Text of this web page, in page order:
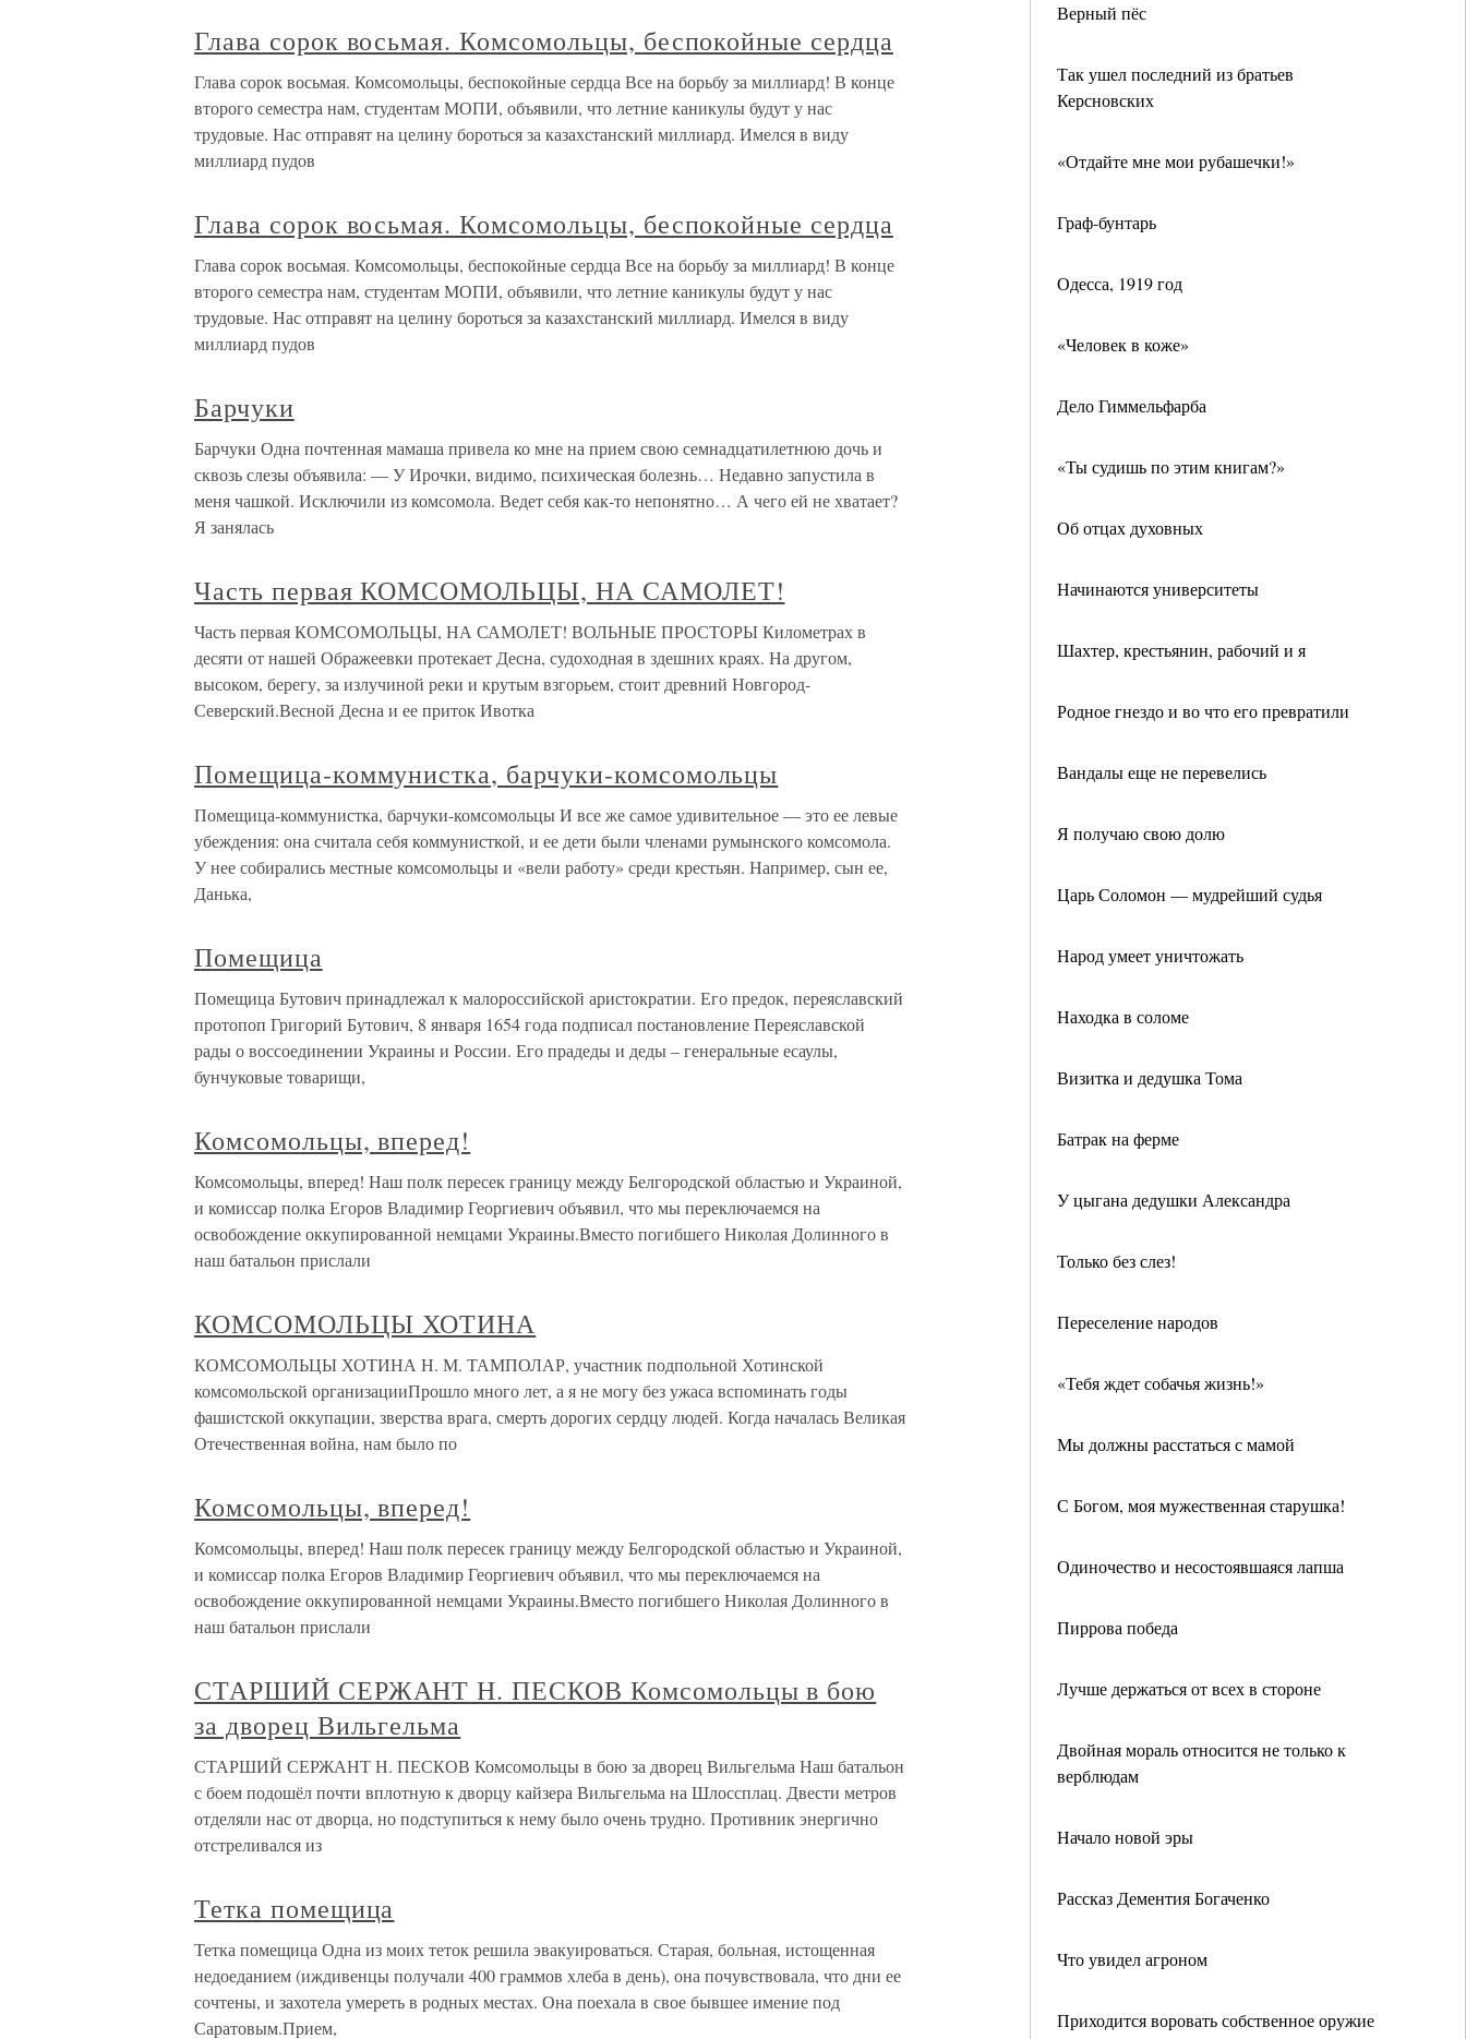
Верный пёс
Так ушел последний из братьев
Керсновских
«Отдайте мне мои рубашечки!»
Граф-бунтарь
Одесса, 1919 год
«Человек в коже»
Дело Гиммельфарба
«Ты судишь по этим книгам?»
Об отцах духовных
Начинаются университеты
Шахтер, крестьянин, рабочий и я
Родное гнездо и во что его превратили
Вандалы еще не перевелись
Я получаю свою долю
Царь Соломон — мудрейший судья
Народ умеет уничтожать
Находка в соломе
Визитка и дедушка Тома
Батрак на ферме
У цыгана дедушки Александра
Только без слез!
Переселение народов
«Тебя ждет собачья жизнь!»
Мы должны расстаться с мамой
С Богом, моя мужественная старушка!
Одиночество и несостоявшаяся лапша
Пиррова победа
Лучше держаться от всех в стороне
Двойная мораль относится не только к
верблюдам
Начало новой эры
Рассказ Дементия Богаченко
Что увидел агроном
Приходится воровать собственное оружие
Глава сорок восьмая. Комсомольцы, беспокойные сердца
Глава сорок восьмая. Комсомольцы, беспокойные сердца Все на борьбу за миллиард! В конце
второго семестра нам, студентам МОПИ, объявили, что летние каникулы будут у нас
трудовые. Нас отправят на целину бороться за казахстанский миллиард. Имелся в виду
миллиард пудов
Глава сорок восьмая. Комсомольцы, беспокойные сердца
Глава сорок восьмая. Комсомольцы, беспокойные сердца Все на борьбу за миллиард! В конце
второго семестра нам, студентам МОПИ, объявили, что летние каникулы будут у нас
трудовые. Нас отправят на целину бороться за казахстанский миллиард. Имелся в виду
миллиард пудов
Барчуки
Барчуки Одна почтенная мамаша привела ко мне на прием свою семнадцатилетнюю дочь и
сквозь слезы объявила: — У Ирочки, видимо, психическая болезнь… Недавно запустила в
меня чашкой. Исключили из комсомола. Ведет себя как-то непонятно… А чего ей не хватает?
Я занялась
Часть первая КОМСОМОЛЬЦЫ, НА САМОЛЕТ!
Часть первая КОМСОМОЛЬЦЫ, НА САМОЛЕТ! ВОЛЬНЫЕ ПРОСТОРЫ Километрах в
десяти от нашей Ображеевки протекает Десна, судоходная в здешних краях. На другом,
высоком, берегу, за излучиной реки и крутым взгорьем, стоит древний Новгород-
Северский.Весной Десна и ее приток Ивотка
Помещица-коммунистка, барчуки-комсомольцы
Помещица-коммунистка, барчуки-комсомольцы И все же самое удивительное — это ее левые
убеждения: она считала себя коммунисткой, и ее дети были членами румынского комсомола.
У нее собирались местные комсомольцы и «вели работу» среди крестьян. Например, сын ее,
Данька,
Помещица
Помещица Бутович принадлежал к малороссийской аристократии. Его предок, переяславский
протопоп Григорий Бутович, 8 января 1654 года подписал постановление Переяславской
рады о воссоединении Украины и России. Его прадеды и деды – генеральные есаулы,
бунчуковые товарищи,
Комсомольцы, вперед!
Комсомольцы, вперед! Наш полк пересек границу между Белгородской областью и Украиной,
и комиссар полка Егоров Владимир Георгиевич объявил, что мы переключаемся на
освобождение оккупированной немцами Украины.Вместо погибшего Николая Долинного в
наш батальон прислали
КОМСОМОЛЬЦЫ ХОТИНА
КОМСОМОЛЬЦЫ ХОТИНА Н. М. ТАМПОЛАР, участник подпольной Хотинской
комсомольской организацииПрошло много лет, а я не могу без ужаса вспоминать годы
фашист­ской оккупации, зверства врага, смерть дорогих сердцу людей. Когда началась Великая
Отечественная война, нам было по
Комсомольцы, вперед!
Комсомольцы, вперед! Наш полк пересек границу между Белгородской областью и Украиной,
и комиссар полка Егоров Владимир Георгиевич объявил, что мы переключаемся на
освобождение оккупированной немцами Украины.Вместо погибшего Николая Долинного в
наш батальон прислали
СТАРШИЙ СЕРЖАНТ Н. ПЕСКОВ Комсомольцы в бою
за дворец Вильгельма
СТАРШИЙ СЕРЖАНТ Н. ПЕСКОВ Комсомольцы в бою за дворец Вильгельма Наш батальон
с боем подошёл почти вплотную к дворцу кайзера Вильгельма на Шлоссплац. Двести метров
отделяли нас от дворца, но подступиться к нему было очень трудно. Противник энергично
отстреливался из
Тетка помещица
Тетка помещица Одна из моих теток решила эвакуироваться. Старая, больная, истощенная
недоеданием (иждивенцы получали 400 граммов хлеба в день), она почувствовала, что дни ее
сочтены, и захотела умереть в родных местах. Она поехала в свое бывшее имение под
Саратовым.Прием,